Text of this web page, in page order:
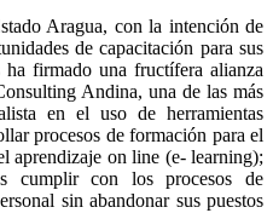
Aragua, con la intención de
de capacitación para sus
ha firmado una fructífera alianza
Andina, una de las más
en el uso de herramientas
procesos de formación para el
aprendizaje on line (e- learning);
cumplir con los procesos de
sin abandonar sus puestos